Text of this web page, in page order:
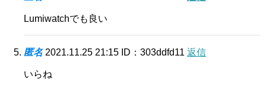
Lumiwatchでも良い
匿名 2021.11.25 21:15 ID：303ddfd11 返信
いらね